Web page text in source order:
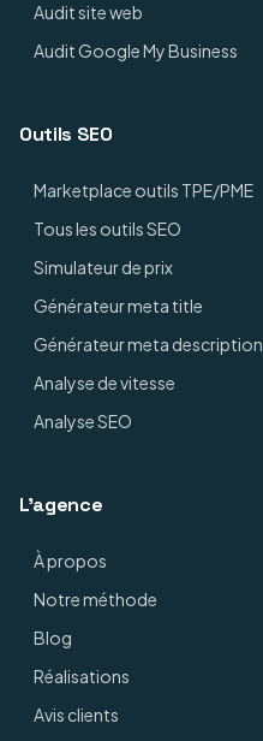
Audit site web
Audit Google My Business
Outils SEO
Marketplace outils TPE/PME
Tous les outils SEO
Simulateur de prix
Générateur meta title
Générateur meta description
Analyse de vitesse
Analyse SEO
L'agence
À propos
Notre méthode
Blog
Réalisations
Avis clients